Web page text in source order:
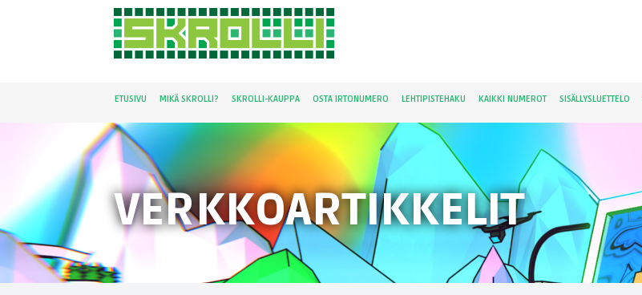
ETUSIVU MIKÄ SKROLLI? SKROLLI-KAUPPA OSTA IRTONUMERO LEHTIPISTEHAKU KAIKKI NUMEROT SISÄLLYSLUETTELO
VERKKOARTIKKELIT